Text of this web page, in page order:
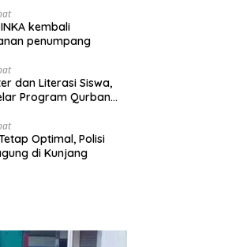
kembali
penumpang
dan Literasi Siswa,
Program Qurban
Optimal, Polisi
di Kunjang